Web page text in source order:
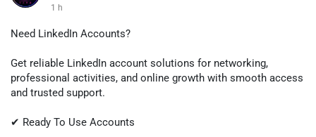
#sellssmm
1 h
Need LinkedIn Accounts?
Get reliable LinkedIn account solutions for networking,
professional activities, and online growth with smooth access
and trusted support.
✔ Ready To Use Accounts